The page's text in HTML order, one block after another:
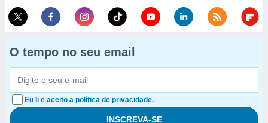
O tempo no seu email
Eu li e aceito a política de privacidade.